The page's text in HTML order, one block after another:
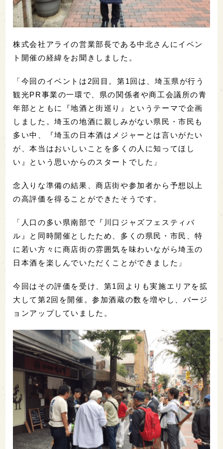
株式会社アライの営業部長である中北さんにイベン
ト開催の経緯をお聞きしました。
「今回のイベントは2回目。第1回は、埼玉県が行う
観光PR事業の一環で、県の関係者や商工会議所の青
年部とともに『地酒と街巡り』というテーマで企画
しました。埼玉の地酒に親しみがない県民・市民も
多い中、『埼玉の日本酒はメジャーとは言いがたい
が、本当はおいしいことを多くの人に知ってほし
い』という思いからのスタートでした」
念入りな準備の結果、商店街や参加者から予想以上
の高評価を得ることができたそうです。
「人口の多い県南部で『川口ジャズフェスティバ
ル』と同時開催としたため、多くの県民・市民、特
に若い方々に商店街の雰囲気を味わいながら埼玉の
日本酒を楽しんでいただくことができました」
今回はその評価を受け、第1回よりも実施エリアを拡
大して第2回を開催。参加酒蔵の数を増やし、バージ
ョンアップしていました。